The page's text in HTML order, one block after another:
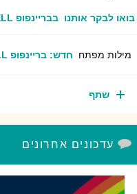
לבקר אותנו בבריינפופELL
!
מפתח חדש: בריינפופ ELL ללימוד אנגלית
שתף
עדכונים אחרונים